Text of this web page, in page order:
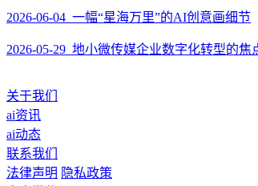
2026-06-04 一幅“星海万里”的AI创意画细节
2026-05-29 地小微传媒企业数字化转型的焦
关于我们
ai资讯
ai动态
联系我们
法律声明 隐私政策